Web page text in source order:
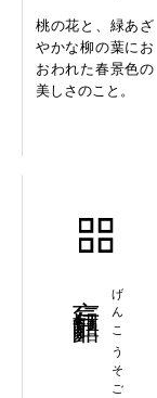
桃の花と、緑あざ
やかな柳の葉にお
おわれた春景色の
美しさのこと。
げんこうそご